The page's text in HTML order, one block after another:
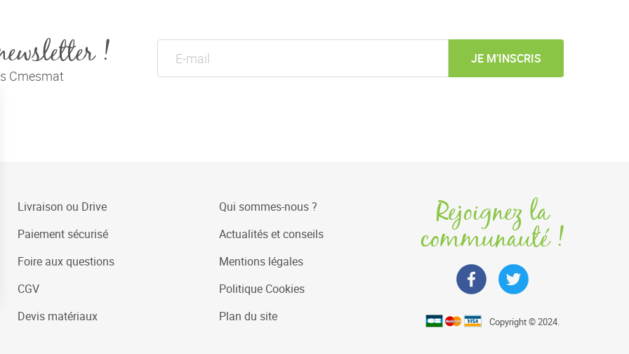
!
Cmesmat
JE M’INSCRIS
Livraison ou Drive
Paiement sécurisé
Foire aux questions
CGV
Devis matériaux
Qui sommes-nous ?
Actualités et conseils
Mentions légales
Politique Cookies
Plan du site
Rejoignez la
communauté !
Copyright © 2024.